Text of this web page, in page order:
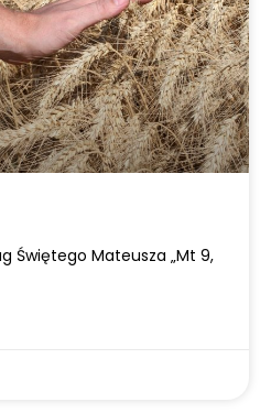
Świętego Mateusza „Mt 9,